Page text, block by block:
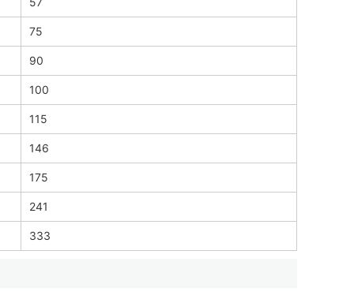
75
90
100
115
146
175
241
333